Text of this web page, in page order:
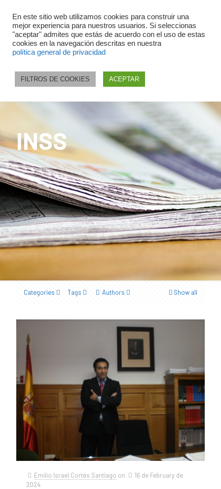
INSS
Categories Tags Authors Show all
Emilio Israel Cortés Santiago on
16 de February de
2024
En este sitio web utilizamos cookies para construir una
mejor experiencia para nuestros usuarios. Si seleccionas
"aceptar" admites que estás de acuerdo con el uso de estas
cookies en la navegación descritas en nuestra
política general de privacidad
FILTROS DE COOKIES ACEPTAR